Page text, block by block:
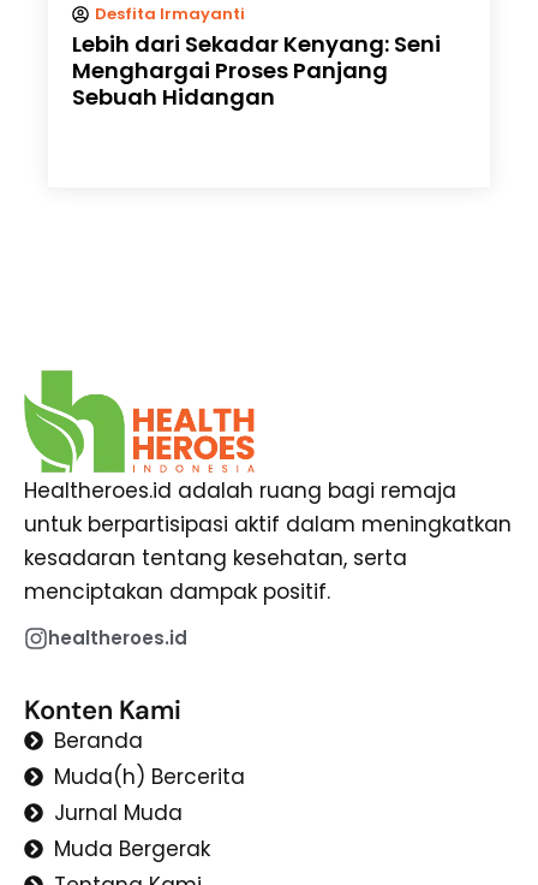
Desfita Irmayanti
Lebih dari Sekadar Kenyang: Seni
Menghargai Proses Panjang
Sebuah Hidangan
Healtheroes.id adalah ruang bagi remaja
untuk berpartisipasi aktif dalam meningkatkan
kesadaran tentang kesehatan, serta
menciptakan dampak positif.
healtheroes.id
Konten Kami
Beranda
Muda(h) Bercerita
Jurnal Muda
Muda Bergerak